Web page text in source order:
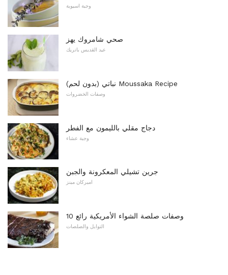
وجبة اسيوية
صحي شامروك يهز
عيد القديس باتريك
نباتي (بدون لحم) Moussaka Recipe
وصفات الخضروات
دجاج مقلي بالليمون مع الفطر
وجبة عشاء
جرين تشيلي المعكرونة والجبن
اميركان مينز
10 وصفات صلصة الشواء الأمريكية رائع
التوابل والصلصات